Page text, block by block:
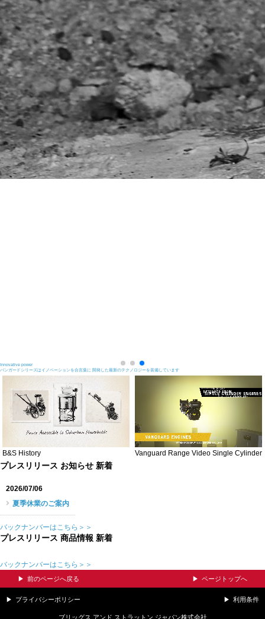
Innovative power
バンガードシリーズはイノベーションを合言葉に 開発した最新のテクノロジーを装備しています
B&S History Vanguard Range Video Single Cylinder
プレスリリース お知らせ 新着
2026/07/06
夏季休業のご案内
バックナンバーはこちら＞＞
プレスリリース 商品情報 新着
バックナンバーはこちら＞＞
前のページへ戻る ページトップへ
プライバシーポリシー 利用条件
ブリッグス アンド ストラットン ジャパン株式会社